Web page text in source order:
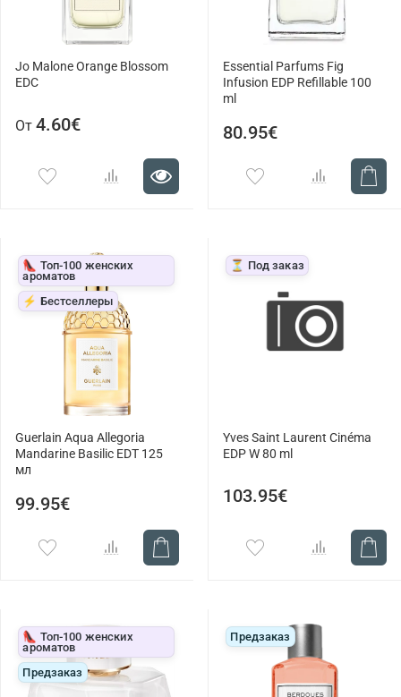
Jo Malone Orange Blossom
EDC
От 4.60€
Essential Parfums Fig
Infusion EDP Refillable 100
ml
80.95€
👠 Топ-100 женских
ароматов
⚡ Бестселлеры
Guerlain Aqua Allegoria
Mandarine Basilic EDT 125
мл
99.95€
⏳ Под заказ
Yves Saint Laurent Cinéma
EDP W 80 ml
103.95€
👠 Топ-100 женских
ароматов
Предзаказ
Предзаказ